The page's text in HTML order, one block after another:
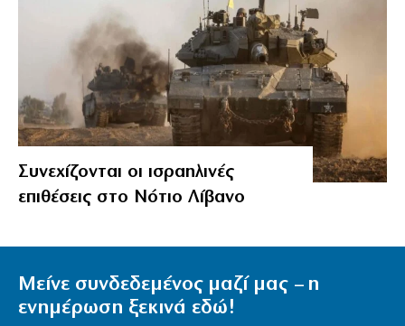
Συνεχίζονται οι ισραηλινές
επιθέσεις στο Νότιο Λίβανο
Μείνε συνδεδεμένος μαζί μας – η
ενημέρωση ξεκινά εδώ!